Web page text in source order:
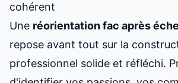
cohérent
Une réorientation fac après
repose avant tout sur la
professionnel solide et réfléchi.